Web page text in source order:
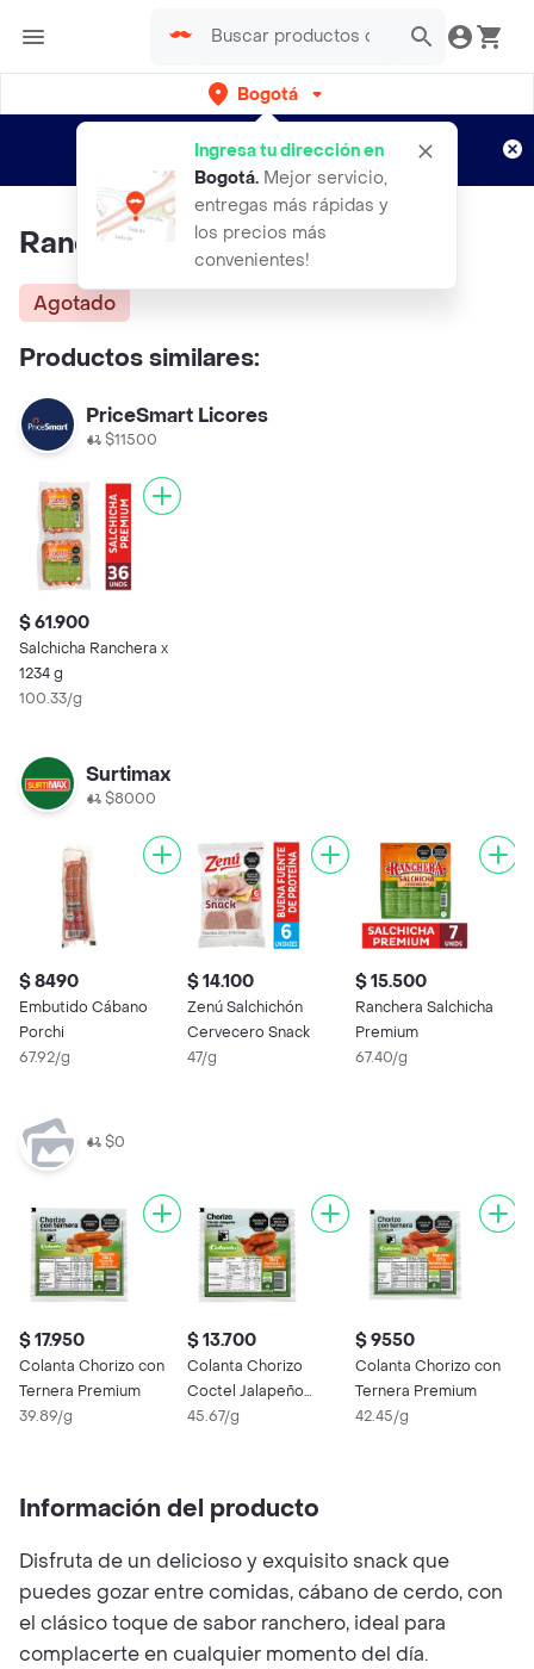
Bogotá
Ingresa tu dirección en
Bogotá. Mejor servicio,
entregas más rápidas y
los precios más
convenientes!
envíos gratis por semanas
Aplican TyC
Ranchera Snack Cabano
Agotado
Productos similares:
PriceSmart Licores
$11500
$ 61.900
Salchicha Ranchera x
1234 g
100.33/g
Surtimax
$8000
$ 8490
Embutido Cábano
Porchi
67.92/g
$ 14.100
Zenú Salchichón
Cervecero Snack
47/g
$ 15.500
Ranchera Salchicha
Premium
67.40/g
$0
$ 17.950
Colanta Chorizo con
Ternera Premium
39.89/g
$ 13.700
Colanta Chorizo
Coctel Jalapeño
Premium
45.67/g
$ 9550
Colanta Chorizo con
Ternera Premium
42.45/g
Información del producto
Disfruta de un delicioso y exquisito snack que
puedes gozar entre comidas, cábano de cerdo, con
el clásico toque de sabor ranchero, ideal para
complacerte en cualquier momento del día.